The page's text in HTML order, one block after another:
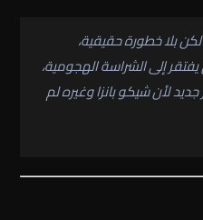
بلا خطورة حقيقية،
يفتقر إلى الشراسة الهجومية،
لأن شيكو بانزا وغيره لم